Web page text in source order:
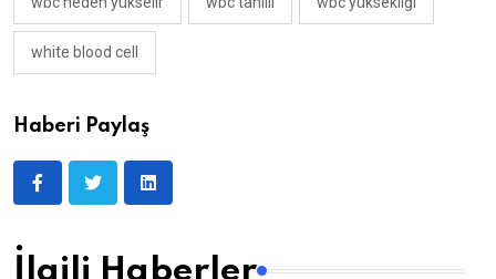
white blood cell
Haberi Paylaş
İlgili Haberler